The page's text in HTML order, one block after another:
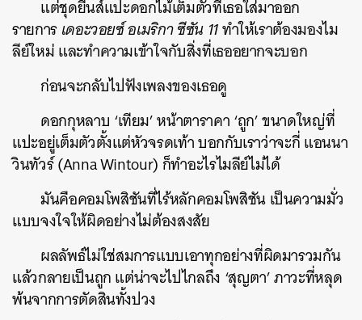
แต่ชุดยีนส์แปะดอกไม้เต็มตัวที่เธอใส่มาออก
รายการเดอะวอยซ์ อเมริกา ซีซัน 11ทำให้เราต้องมองไม
ลีย์ใหม่ และทำความเข้าใจกับสิ่งที่เธออยากจะบอก
ก่อนจะกลับไปฟังเพลงของเธอดู
ดอกกุหลาบ ‘เทียม’ หน้าตาราคา ‘ถูก’ ขนาดใหญ่ที่
แปะอยู่เต็มตัวตั้งแต่หัวจรดเท้า บอกกับเราว่าจะกี่ แอนนา
วินทัวร์ (Anna Wintour) ก็ทำอะไรไมลีย์ไม่ได้
มันคือคอมโพสิชันที่ไร้หลักคอมโพสิชัน เป็นความมั่ว
แบบจงใจให้ผิดอย่างไม่ต้องสงสัย
ผลลัพธ์ไม่ใช่สมการแบบเอาทุกอย่างที่ผิดมารวมกัน
แล้วกลายเป็นถูก แต่น่าจะไปไกลถึง ‘สุญตา’ ภาวะที่หลุด
พ้นจากการตัดสินทั้งปวง